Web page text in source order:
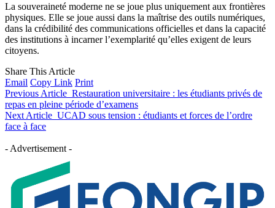
La souveraineté moderne ne se joue plus uniquement aux frontières
physiques. Elle se joue aussi dans la maîtrise des outils numériques,
dans la crédibilité des communications officielles et dans la capacité
des institutions à incarner l’exemplarité qu’elles exigent de leurs
citoyens.
Share This Article
Email Copy Link Print
Previous Article Restauration universitaire : les étudiants privés de
repas en pleine période d’examens
Next Article UCAD sous tension : étudiants et forces de l’ordre
face à face
- Advertisement -